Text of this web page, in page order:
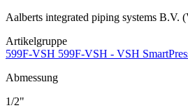
Aalberts integrated piping systems B.V.
Artikelgruppe
599F-VSH 599F-VSH - VSH
Abmessung
1/2"